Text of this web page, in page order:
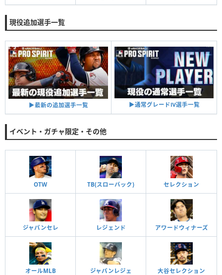
現役追加選手一覧
▶︎最新の追加選手一覧 ▶︎通常グレードⅣ選手一覧
イベント・ガチャ限定・その他
OTW TB(スローバック) セレクション
ジャパンセレ レジェンド アワードウィナーズ
オールMLB ジャパンレジェ 大谷セレクション